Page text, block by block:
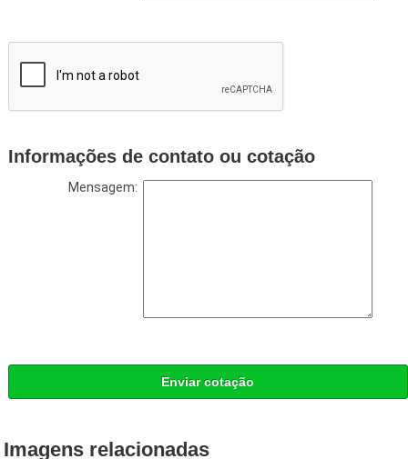
Informações de contato ou cotação
Mensagem:
Enviar cotação
Imagens relacionadas